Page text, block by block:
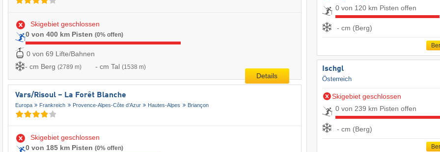
Skigebiet geschlossen
0 von 400 km Pisten (0% offen)
0 von 69 Lifte/Bahnen
- cm Berg (2789 m) - cm Tal (1538 m)
Details
Vars/​Risoul – La Forêt Blanche
Europa Frankreich Provence-Alpes-Côte d’Azur Hautes-Alpes Briançon
Skigebiet geschlossen
0 von 185 km Pisten (0% offen)
0 von 120 km Pisten offen
- cm (Berg)
Ischgl
Österreich
Skigebiet geschlossen
0 von 239 km Pisten offen
- cm (Berg)